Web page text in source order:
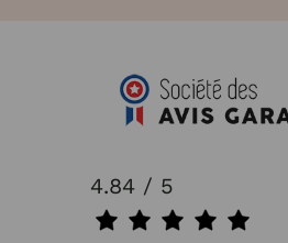
4.84 / 5
31/07/2026